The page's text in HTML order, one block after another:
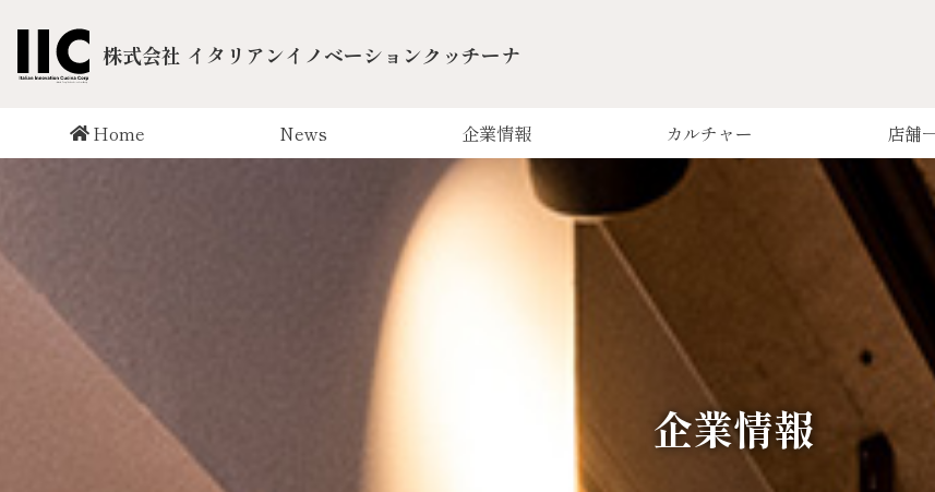
株式会社 イタリアンイノベーションクッチーナ
Home News 企業情報 カルチャー 店舗
企業情報